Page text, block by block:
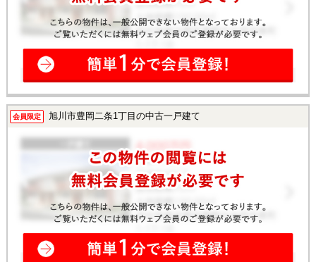
会員限定 旭川市豊岡二条1丁目の中古一戸建て